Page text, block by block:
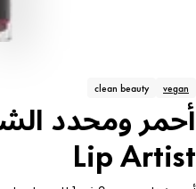
vegan
clean beauty
أحمر ومحدد
Lip Artist